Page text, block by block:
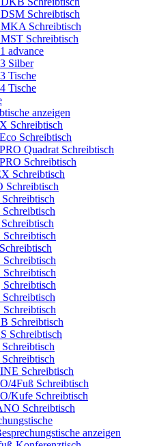
Schreibtisch
Schreibtisch
Schreibtisch
advance
Silber
Tische
Tische
anzeigen
Schreibtisch
Schreibtisch
Quadrat Schreibtisch
Schreibtisch
Schreibtisch
Schreibtisch
Schreibtisch
Schreibtisch
Schreibtisch
4Fuß Schreibtisch
Kufe Schreibtisch
Schreibtisch
anzeigen